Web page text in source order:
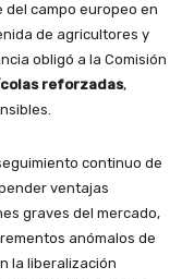
del campo europeo en
de agricultores y
obligó a la Comisión
reforzadas,
continuo de
ventajas
graves del mercado,
anómalos de
la liberalización